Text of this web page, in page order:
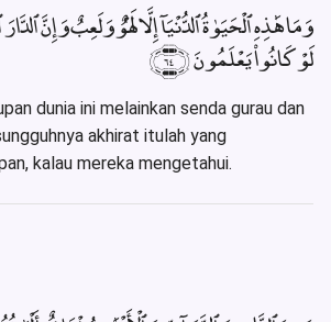
وَمَا هَٰذِهِ ٱلْحَيَوٰةُ ٱلدُّنْيَآ إِلَّا لَهْوٌ وَلَعِبٌ وَإِنَّ
لَوْ كَانُوا۟ يَعْلَمُونَ ﴿٦٤﴾
dunia ini melainkan senda gurau dan
akhirat itulah yang
kalau mereka mengetahui.